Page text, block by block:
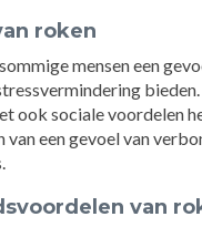
roken
mensen een
bieden.
ook sociale voordelen
van een gevoel van
van